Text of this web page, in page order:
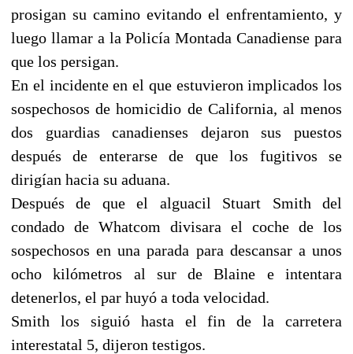
prosigan su camino evitando el enfrentamiento, y
luego llamar a la Policía Montada Canadiense para
que los persigan.
En el incidente en el que estuvieron implicados los
sospechosos de homicidio de California, al menos
dos guardias canadienses dejaron sus puestos
después de enterarse de que los fugitivos se
dirigían hacia su aduana.
Después de que el alguacil Stuart Smith del
condado de Whatcom divisara el coche de los
sospechosos en una parada para descansar a unos
ocho kilómetros al sur de Blaine e intentara
detenerlos, el par huyó a toda velocidad.
Smith los siguió hasta el fin de la carretera
interestatal 5, dijeron testigos.